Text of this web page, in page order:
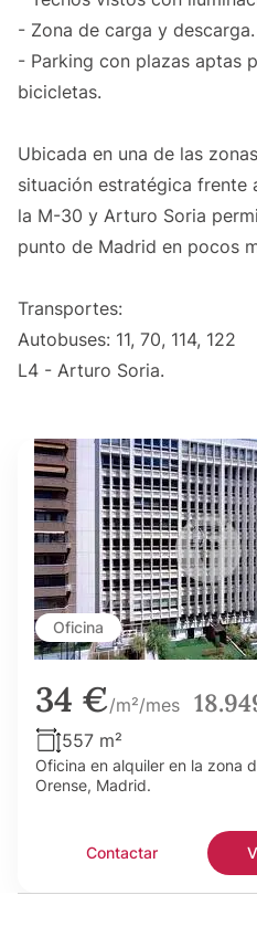
- Zona de carga y descarga.
- Parking con plazas aptas
bicicletas.
Ubicada en una de las
situación estratégica frente
la M-30 y Arturo Soria
punto de Madrid en pocos
Transportes:
Autobuses: 11, 70, 114, 122
L4 - Arturo Soria.
Oficina
34 €/m²/mes
557 m²
Oficina en alquiler en la zona
Orense, Madrid.
Contactar